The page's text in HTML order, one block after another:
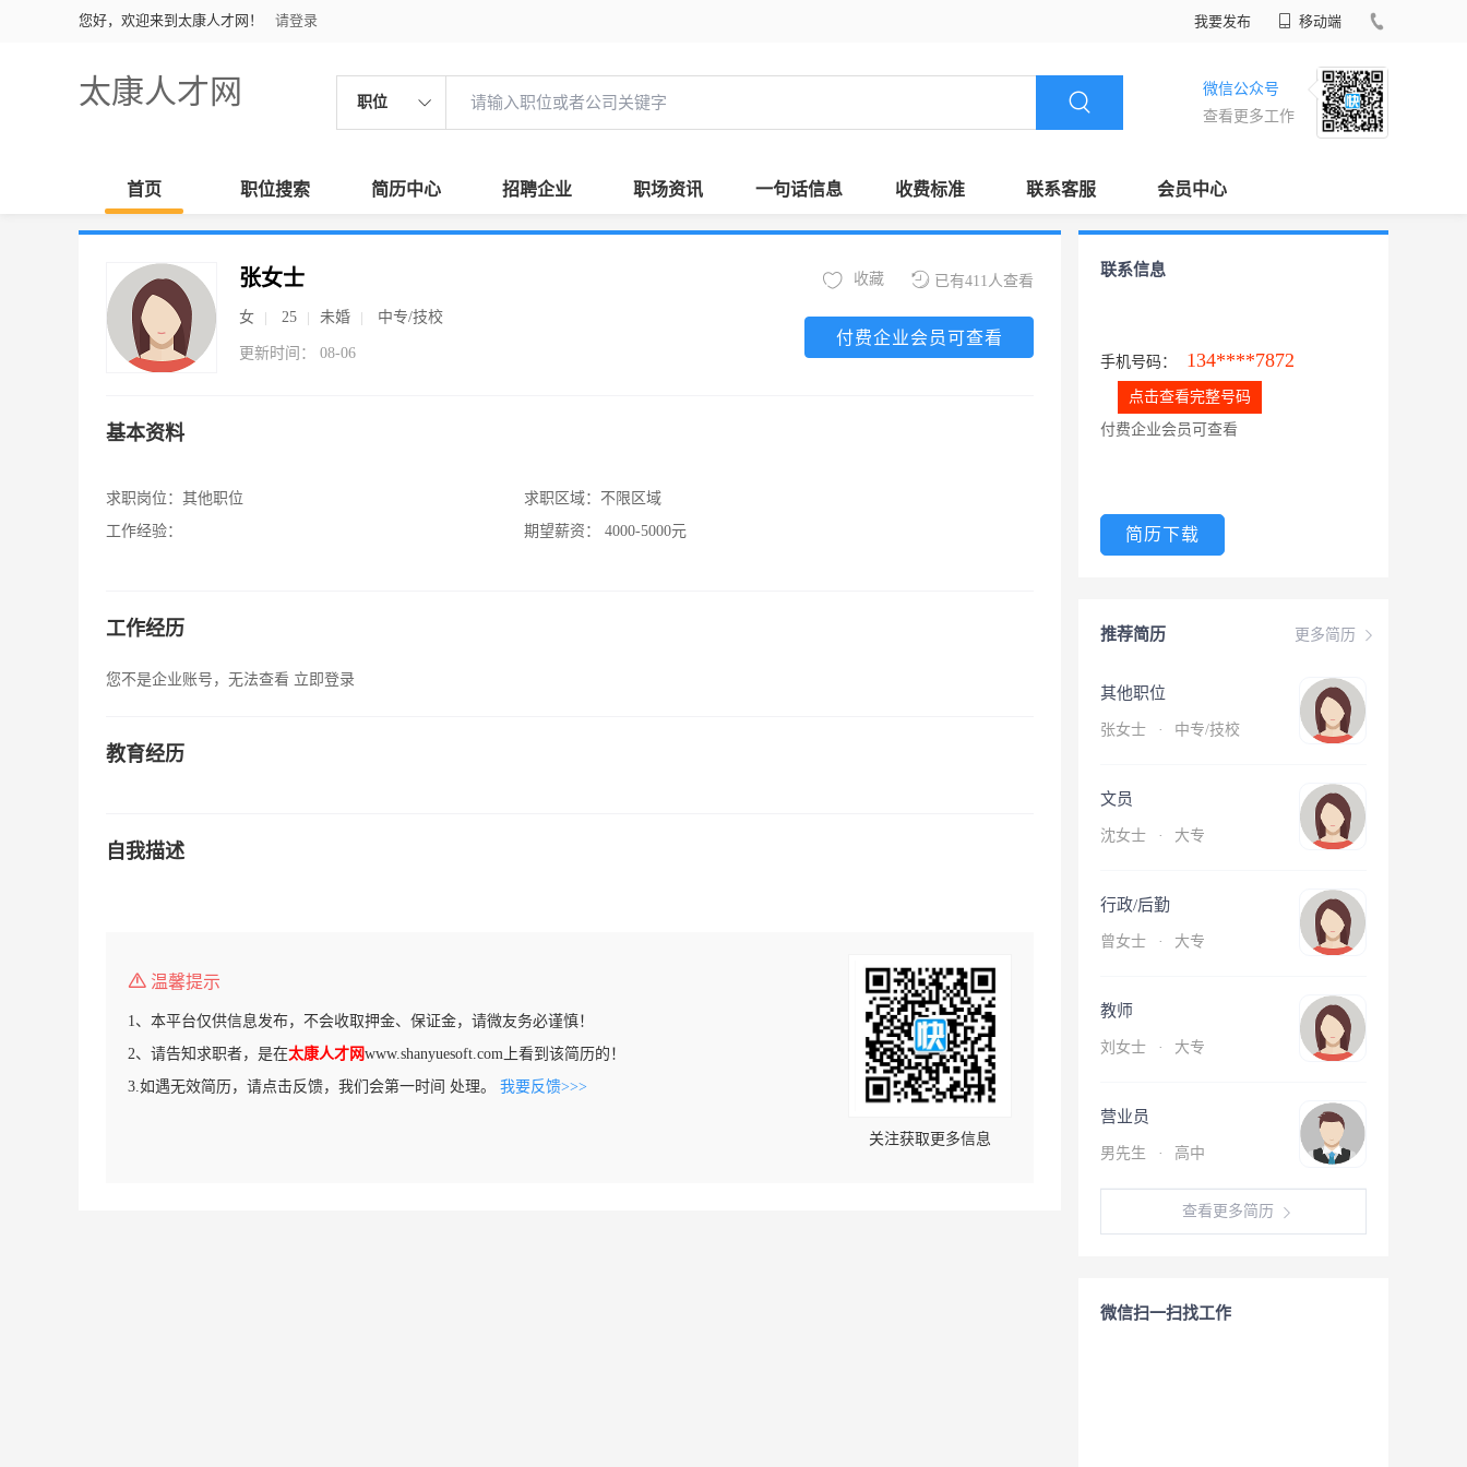
您好，欢迎来到太康人才网！ 请登录 我要发布 移动端
太康人才网 职位
微信公众号
查看更多工作
首页 职位搜索 简历中心 招聘企业 职场资讯 一句话信息 收费标准 联系客服 会员中心
张女士
女 25 未婚 中专/技校
更新时间： 08-06
已有411人查看
收藏
付费企业会员可查看
基本资料
求职岗位： 其他职位
工作经验：
求职区域： 不限区域
期望薪资：
4000-5000元
工作经历
您不是企业账号，无法查看 立即登录
教育经历
自我描述
温馨提示
1、本平台仅供信息发布，不会收取押金、保证金，请微友务必谨慎！
2、请告知求职者，是在太康人才网www.shanyuesoft.com上看到该简历的！
3.如遇无效简历，请点击反馈，我们会第一时间 处理。 我要反馈>>>
关注获取更多信息
联系信息
手机号码： 134****7872
点击查看完整号码
付费企业会员可查看
简历下载
更多简历
推荐简历
其他职位
张女士 · 中专/技校
文员
沈女士 · 大专
行政/后勤
曾女士 · 大专
教师
刘女士 · 大专
营业员
男先生 · 高中
查看更多简历
微信扫一扫找工作